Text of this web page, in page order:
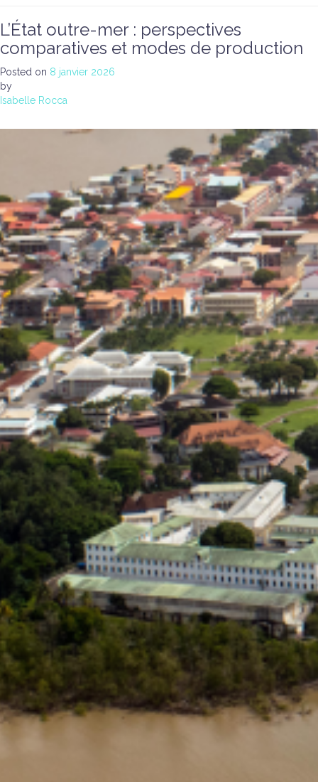
L’État outre-mer : perspectives
comparatives et modes de production
Posted on 8 janvier 2026
by
Isabelle Rocca